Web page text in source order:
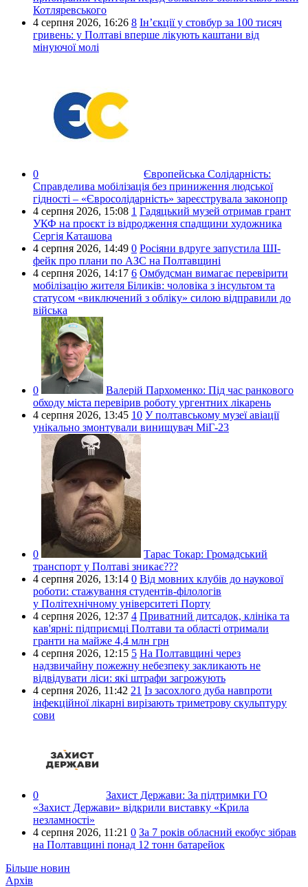
Котляревського
4 серпня 2026, 16:26 8 Ін’єкції у стовбур за 100 тисяч
гривень: у Полтаві вперше лікують каштани від
мінуючої молі
0
Європейська Солідарність:
Справделива мобілізація без приниження людської
гідності – «Євросолідарність» зареєструвала законопр
4 серпня 2026, 15:08 1 Гадяцький музей отримав грант
УКФ на проєкт із відродження спадщини художника
Сергія Каташова
4 серпня 2026, 14:49 0 Росіяни вдруге запустила ШІ-
фейк про плани по АЗС на Полтавщині
4 серпня 2026, 14:17 6 Омбудсман вимагає перевірити
мобілізацію жителя Біликів: чоловіка з інсультом та
статусом «виключений з обліку» силою відправили до
війська
0 Валерій Пархоменко: Під час ранкового
обходу міста перевірив роботу ургентних лікарень
4 серпня 2026, 13:45 10 У полтавському музеї авіації
унікально змонтували винищувач МіГ-23
0 Тарас Токар: Громадський
транспорт у Полтаві зникає???
4 серпня 2026, 13:14 0 Від мовних клубів до наукової
роботи: стажування студентів-філологів
у Політехнічному університеті Порту
4 серпня 2026, 12:37 4 Приватний дитсадок, клініка та
кав'ярні: підприємці Полтави та області отримали
гранти на майже 4,4 млн грн
4 серпня 2026, 12:15 5 На Полтавщині через
надзвичайну пожежну небезпеку закликають не
відвідувати ліси: які штрафи загрожують
4 серпня 2026, 11:42 21 Із засохлого дуба навпроти
інфекційної лікарні вирізають триметрову скульптуру
сови
0 Захист Держави: За підтримки ГО
«Захист Держави» відкрили виставку «Крила
незламності»
4 серпня 2026, 11:21 0 За 7 років обласний екобус зібрав
на Полтавщині понад 12 тонн батарейок
Більше новин
Архів